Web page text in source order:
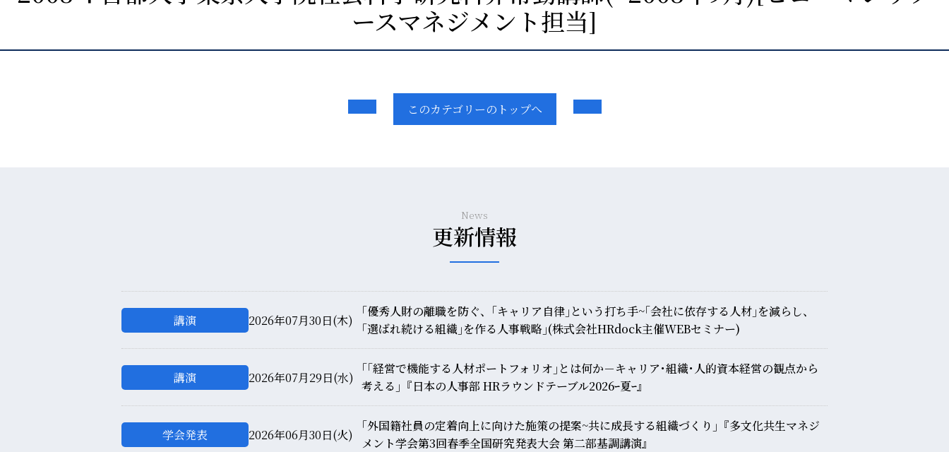
ースマネジメント担当]
このカテゴリーのトップへ
News
更新情報
講演 2026年07月30日(木)
｢優秀人財の離職を防ぐ、｢キャリア自律｣という打ち手~｢会社に依存する人材｣を減らし、
｢選ばれ続ける組織｣を作る人事戦略｣(株式会社HRdock主催WEBセミナー)
講演 2026年07月29日(水)
｢｢経営で機能する人材ポートフォリオ｣とは何か－キャリア･組織･人的資本経営の観点から
考える｣『日本の人事部 HRラウンドテーブル2026ｰ夏ｰ』
学会発表 2026年06月30日(火)
｢外国籍社員の定着向上に向けた施策の提案~共に成長する組織づくり｣『多文化共生マネジ
メント学会第3回春季全国研究発表大会 第二部基調講演』